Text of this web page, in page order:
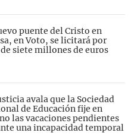
puente del Cristo en
en Voto, se licitará por
siete millones de euros
avala que la Sociedad
de Educación fije en
las vacaciones pendientes
una incapacidad temporal